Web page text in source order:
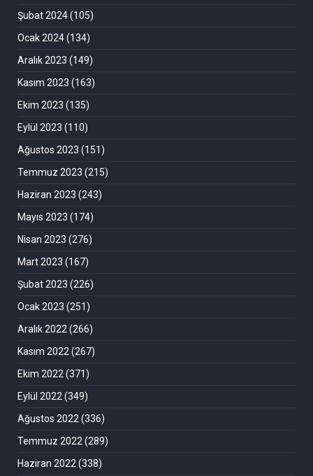
Şubat 2024(105)
Ocak 2024(134)
Aralık 2023 (149)
Kasım 2023 (163)
Ekim 2023 (135)
Eylül 2023 (110)
Ağustos 2023 (151)
Temmuz 2023 (215)
Haziran 2023 (243)
Mayıs 2023 (174)
Nisan 2023 (276)
Mart 2023 (167)
Şubat 2023 (226)
Ocak 2023 (251)
Aralık 2022(266)
Kasım 2022(267)
Ekim 2022(371)
Eylül 2022(349)
Ağustos 2022(336)
Temmuz 2022(289)
Haziran 2022(338)